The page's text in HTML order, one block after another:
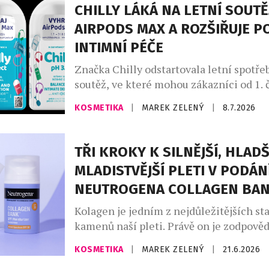
CHILLY LÁKÁ NA LETNÍ
AIRPODS MAX A ROZŠIŘUJE
INTIMNÍ PÉČE
Značka Chilly odstartovala letní
soutěž, ve které mohou zákazníci od 1.
31. srpna 2026 vyhrát sluchátka AirPods
soutěže se zapojí každý, kdo v České
zaregistruje svůj nákup na webu
www.chillysoutez.cz. Aktivita podporuje
kamenných prodejnách i e-shopech a
dlouhodobou […]
KOSMETIKA MAREK ZELENÝ 8.7.2026
TŘI KROKY K SILNĚJŠÍ,
MLADISTVĚJŠÍ PLETI V
NEUTROGENA COLLAGEN
Kolagen je jedním z nejdůležitějších
kamenů naší pleti. Právě on je
pevnost, pružnost a mladistvý vzhled.
věkem však jeho přirozená produkce
KOSMETIKA MAREK ZELENÝ 21.6.2026